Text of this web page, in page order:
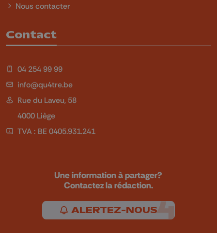
Nous contacter
Contact
04 254 99 99
info@qu4tre.be
Rue du Laveu, 58
4000 Liège
TVA : BE 0405.931.241
Une information à partager?
Contactez la rédaction.
ALERTEZ-NOUS